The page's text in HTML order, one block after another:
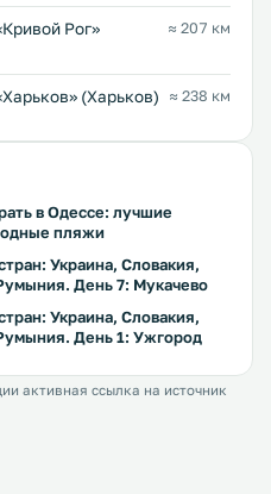
Рог»
≈ 207 км
(Харьков) ≈ 238 км
в Одессе: лучшие
пляжи
Украина, Словакия,
День 7: Мукачево
Украина, Словакия,
День 1: Ужгород
активная ссылка на источник